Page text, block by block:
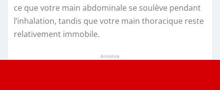
ce que votre main abdominale se soulève pendant
l’inhalation, tandis que votre main thoracique reste
relativement immobile.
Annonce